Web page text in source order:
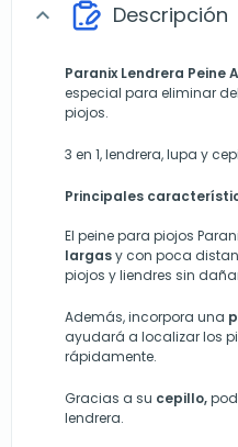
expand_more Descripción
Paranix Lendrera Peine
especial para eliminar
piojos.
3 en 1, lendrera, lupa y
Principales
El peine para piojos
largasy con poca
piojos y liendres sin
Además, incorpora una
ayudará a localizar los
rápidamente.
Gracias a su cepillo,
lendrera.